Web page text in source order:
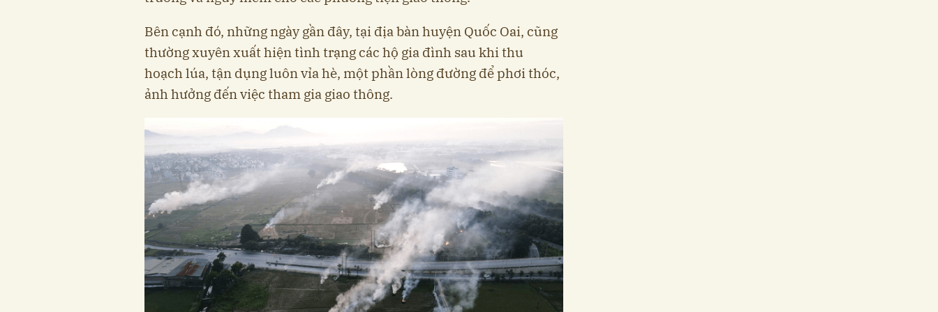
Bên cạnh đó, những ngày gần đây, tại địa bàn huyện Quốc Oai, cũng
thường xuyên xuất hiện tình trạng các hộ gia đình sau khi thu
hoạch lúa, tận dụng luôn vỉa hè, một phần lòng đường để phơi thóc,
ảnh hưởng đến việc tham gia giao thông.